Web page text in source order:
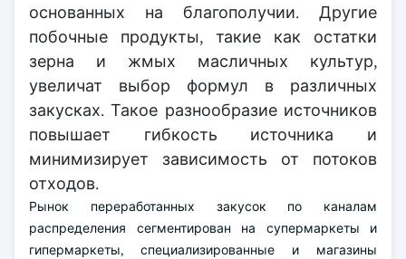
основанных на благополучии. Другие
побочные продукты, такие как остатки
зерна и жмых масличных культур,
увеличат выбор формул в различных
закусках. Такое разнообразие источников
повышает гибкость источника и
минимизирует зависимость от потоков
отходов.
Рынок переработанных закусок по каналам
распределения сегментирован на супермаркеты и
гипермаркеты, специализированные и магазины